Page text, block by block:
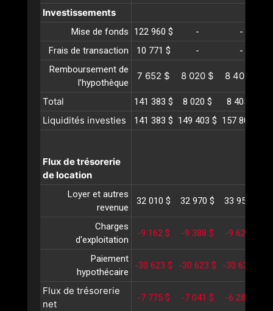
Investissements
Mise de fonds 122 960 $ -
-
Frais de transaction
10 771 $ -
-
Remboursement de
l’hypothèque
7 652 $ 8 020 $ 8 405 $
Total 141 383 $ 8 020 $ 8 405 $
Liquidités investies 141 383 $ 149 403 $ 157 809 $
Flux de trésorerie
de location
Loyer et autres
revenue
32 010 $ 32 970 $ 33 959 $
Charges
d'exploitation
-9 162 $ -9 388 $ -9 620 $
Paiement
hypothécaire
-30 623 $ -30 623 $ -30 623 $
Flux de trésorerie
net
-7 775 $ -7 041 $ -6 284 $